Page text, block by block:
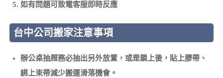
如有問題可致電客服即時反應
台中公司搬家注意事項
辦公桌抽屜務必抽出另外放置，或是鎖上後，貼上膠帶、
綁上束帶減少搬運滑落機會。